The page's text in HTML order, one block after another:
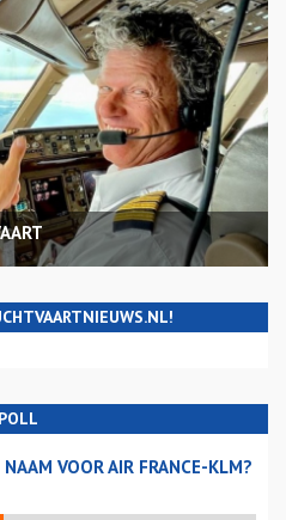
POLL
VOOR AIR FRANCE-KLM?